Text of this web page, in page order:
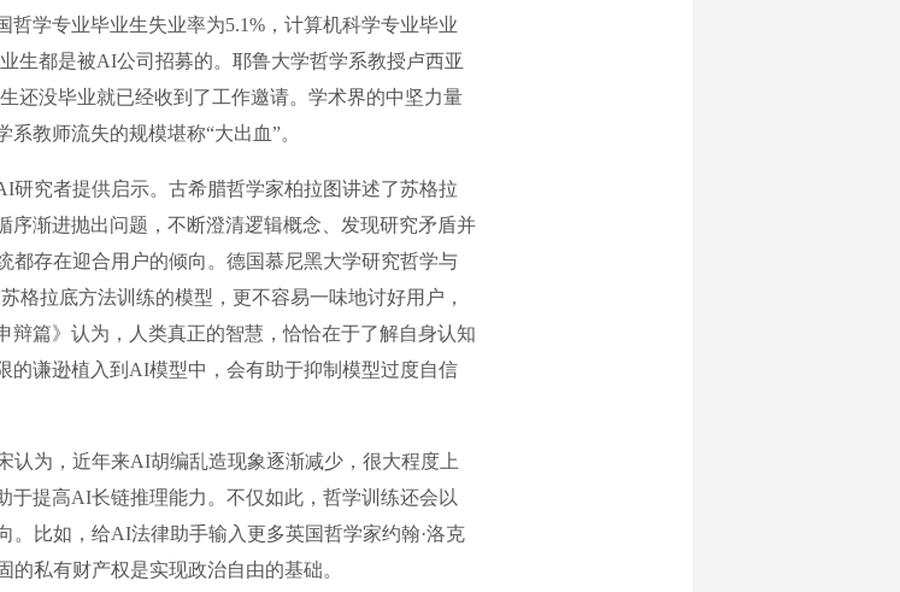
哲学专业毕业生失业率为5.1%，计算机科学专业毕业
生都是被AI公司招募的。耶鲁大学哲学系教授卢西亚
还没毕业就已经收到了工作邀请。学术界的中坚力量
教师流失的规模堪称“大出血”。
究者提供启示。古希腊哲学家柏拉图讲述了苏格拉
序渐进抛出问题，不断澄清逻辑概念、发现研究矛盾并
都存在迎合用户的倾向。德国慕尼黑大学研究哲学与
格拉底方法训练的模型，更不容易一味地讨好用户，
辩篇》认为，人类真正的智慧，恰恰在于了解自身认知
的谦逊植入到AI模型中，会有助于抑制模型过度自信
为，近年来AI胡编乱造现象逐渐减少，很大程度上
于提高AI长链推理能力。不仅如此，哲学训练还会以
。比如，给AI法律助手输入更多英国哲学家约翰·洛克
私有财产权是实现政治自由的基础。